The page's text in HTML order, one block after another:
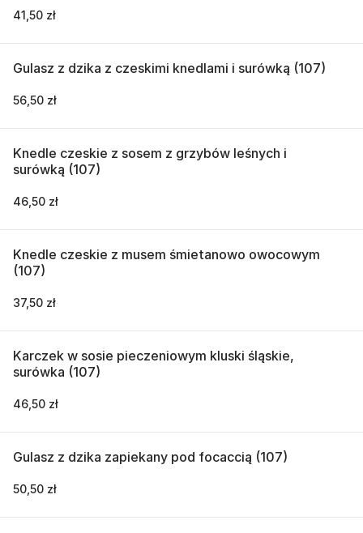
41,50 zł
Gulasz z dzika z czeskimi knedlami i surówką (107)
56,50 zł
Knedle czeskie z sosem z grzybów leśnych i
surówką (107)
46,50 zł
Knedle czeskie z musem śmietanowo owocowym
(107)
37,50 zł
Karczek w sosie pieczeniowym kluski śląskie,
surówka (107)
46,50 zł
Gulasz z dzika zapiekany pod focaccią (107)
50,50 zł